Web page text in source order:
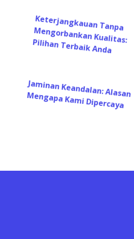
Keterjangkauan Tanpa
Mengorbankan Kualitas:
Pilihan Terbaik Anda
Jaminan Keandalan:
Mengapa Kami